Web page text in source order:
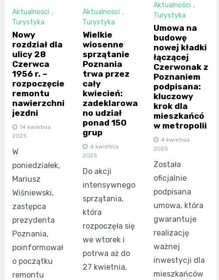
Aktualności ,
Turystyka
Nowy
rozdział dla
ulicy 28
Czerwca
1956 r. –
rozpoczęcie
remontu
nawierzchni
jezdni
14 kwietnia
2025
W
poniedziałek,
Mariusz
Wiśniewski,
zastępca
prezydenta
Poznania,
poinformował
o początku
remontu
Aktualności ,
Turystyka
Wielkie
wiosenne
sprzątanie
Poznania
trwa przez
cały
kwiecień:
zadeklarowa
no udział
ponad 150
grup
4 kwietnia
2025
Do akcji
intensywnego
sprzątania,
która
rozpoczęła się
we wtorek i
potrwa aż do
27 kwietnia,
Aktualności ,
Turystyka
Umowa na
budowę
nowej kładki
łączącej
Czerwonak z
Poznaniem
podpisana:
kluczowy
krok dla
mieszkańcó
w metropolii
4 kwietnia
2025
Została
oficjalnie
podpisana
umowa, która
gwarantuje
realizację
ważnej
inwestycji dla
mieszkańców